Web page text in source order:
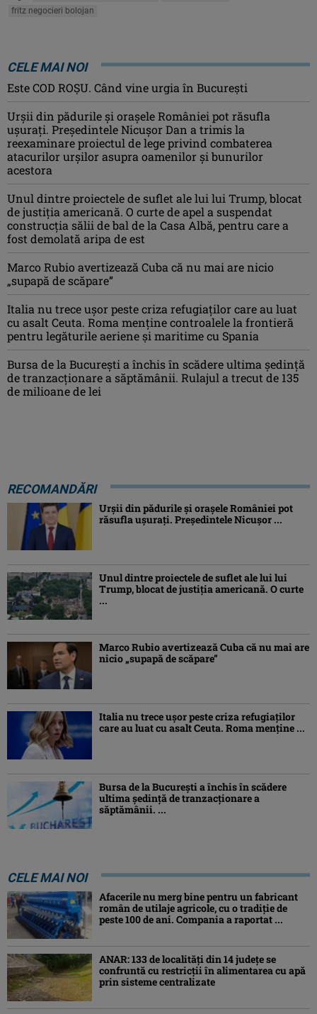
fritz negocieri bolojan
CELE MAI NOI
Este COD ROŞU. Când vine urgia în Bucureşti
Urșii din pădurile și orașele României pot răsufla
ușurați. Președintele Nicușor Dan a trimis la
reexaminare proiectul de lege privind combaterea
atacurilor urșilor asupra oamenilor și bunurilor
acestora
Unul dintre proiectele de suflet ale lui lui Trump, blocat
de justiția americană. O curte de apel a suspendat
construcția sălii de bal de la Casa Albă, pentru care a
fost demolată aripa de est
Marco Rubio avertizează Cuba că nu mai are nicio
„supapă de scăpare”
Italia nu trece ușor peste criza refugiaților care au luat
cu asalt Ceuta. Roma menține controalele la frontieră
pentru legăturile aeriene și maritime cu Spania
Bursa de la București a închis în scădere ultima ședință
de tranzacționare a săptămânii. Rulajul a trecut de 135
de milioane de lei
RECOMANDĂRI
Urșii din pădurile și orașele României pot
răsufla ușurați. Președintele Nicușor ...
Unul dintre proiectele de suflet ale lui lui
Trump, blocat de justiția americană. O curte
...
Marco Rubio avertizează Cuba că nu mai are
nicio „supapă de scăpare”
Italia nu trece ușor peste criza refugiaților
care au luat cu asalt Ceuta. Roma menține ...
Bursa de la București a închis în scădere
ultima ședință de tranzacționare a
săptămânii. ...
CELE MAI NOI
Afacerile nu merg bine pentru un fabricant
român de utilaje agricole, cu o tradiție de
peste 100 de ani. Compania a raportat ...
ANAR: 133 de localități din 14 județe se
confruntă cu restricții în alimentarea cu apă
prin sisteme centralizate